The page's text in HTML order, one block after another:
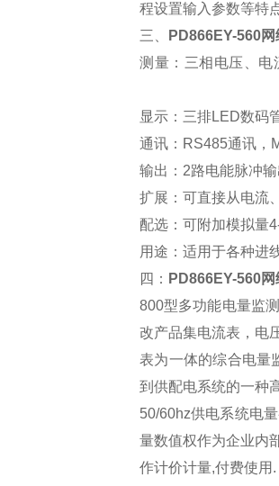
程设置输入参数等特
三、
PD866EY-560
测量：三相电压、
显示：三排LED数
通讯：RS485通讯
输出：2路电能脉冲
扩展：可直接从电
配选：可附加模拟量
用途：适用于各种进
四： PD866EY-560
800型多功能电量监
改产品集电流表，电
表为一体的综合电量
到供配电系统的一种
50/60hz供电系统电
量数值权作为企业内
作计价计量,付费使用.